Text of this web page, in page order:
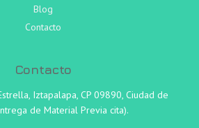
Blog
Contacto
Contacto
Iztapalapa, CP 09890, Ciudad de
de Material Previa cita).